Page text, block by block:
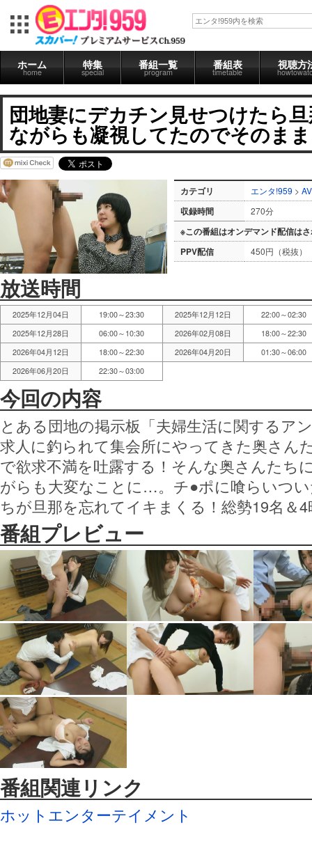
ホーム
home
特集
special
番組一覧
program
番組表
timetable
視聴方
団地妻にデカチン見せつけたら
ながらも凝視してたのでそのま
カテゴリ エンタ!959 > AV
収録時間 270分
※この番組はオンデマンド配信は
PPV配信
450円（税抜）
放送時間
2025年12月04日 19:00～23:30 2025年12月12日
22:00～02:30
2025年12月28日
06:00～10:30 2026年02月08日
18:00～22:30
2026年04月12日
18:00～22:30 2026年04月20日
01:30～06:00
2026年06月20日
22:30～03:00
今回の内容
とある団地の掲示板「夫婦生活に関するア
求人に釣られて集会所にやってきた奥さん
で欲求不満を吐露する！そんな奥さんたち
がらも大変なことに…。チ●ポに喰らいつ
ちが旦那を忘れてイキまくる！総勢19名＆
番組プレビュー
番組関連リンク
ホットエンターテイメント